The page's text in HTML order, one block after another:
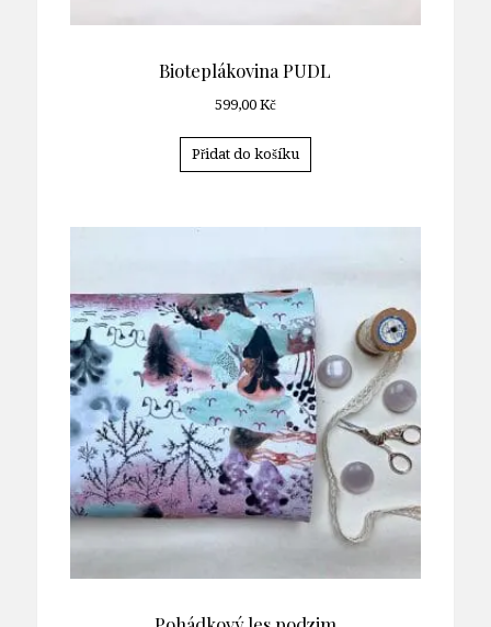
Bioteplákovina PUDL
599,00 Kč
Přidat do košíku